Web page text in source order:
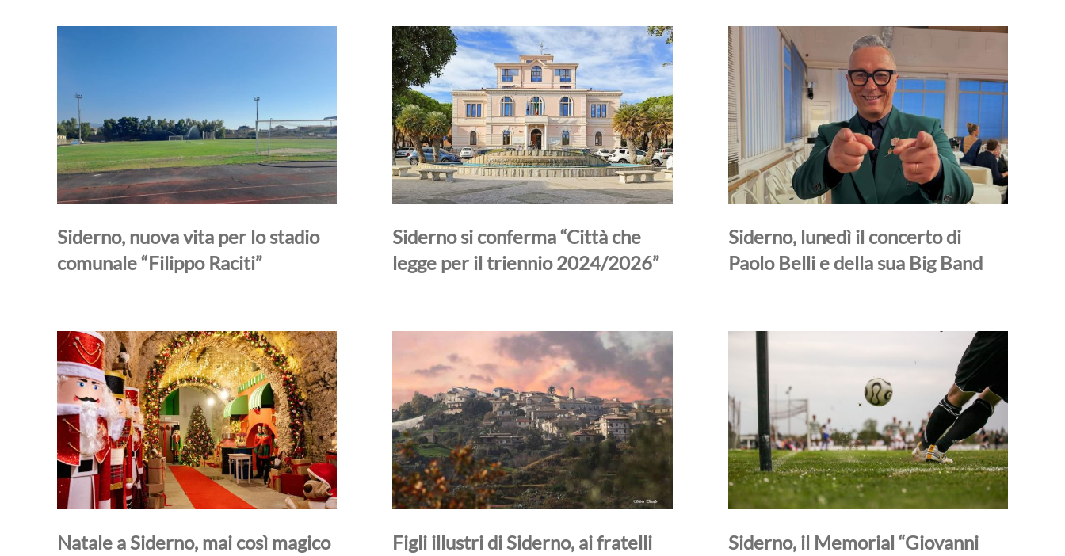
Siderno, nuova vita per lo stadio
comunale “Filippo Raciti”
Siderno si conferma “Città che
legge per il triennio 2024/2026”
Siderno, lunedì il concerto di
Paolo Belli e della sua Big Band
Natale a Siderno, mai così magico
Figli illustri di Siderno, ai fratelli
Siderno, il Memorial “Giovanni